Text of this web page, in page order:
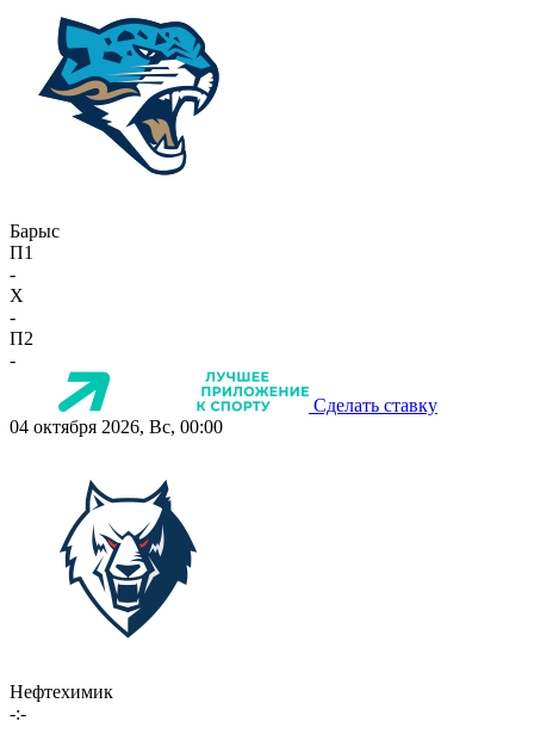
Барыс
П1
-
X
-
П2
-
Сделать ставку
04 октября 2026, Вс, 00:00
Нефтехимик
-:-